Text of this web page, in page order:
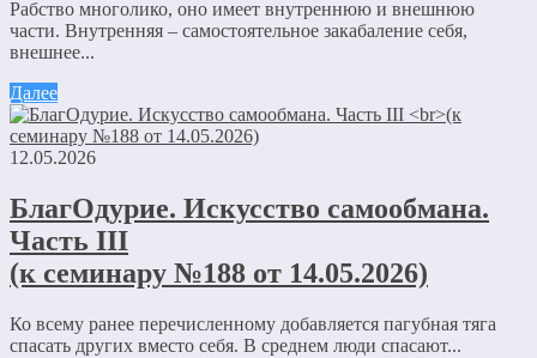
Рабство многолико, оно имеет внутреннюю и внешнюю
части. Внутренняя – самостоятельное закабаление себя,
внешнее...
Далее
12.05.2026
БлагОдурие. Искусство самообмана.
Часть III
(к семинару №188 от 14.05.2026)
Ко всему ранее перечисленному добавляется пагубная тяга
спасать других вместо себя. В среднем люди спасают...